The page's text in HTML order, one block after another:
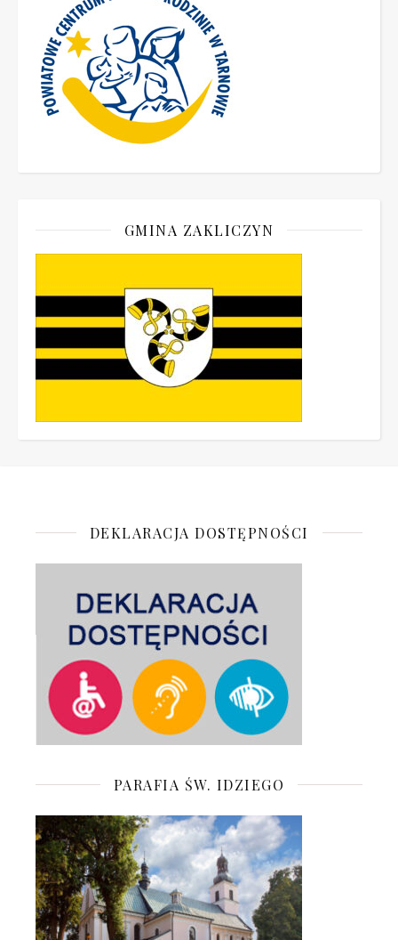
GMINA ZAKLICZYN
DEKLARACJA DOSTĘPNOŚCI
PARAFIA ŚW. IDZIEGO